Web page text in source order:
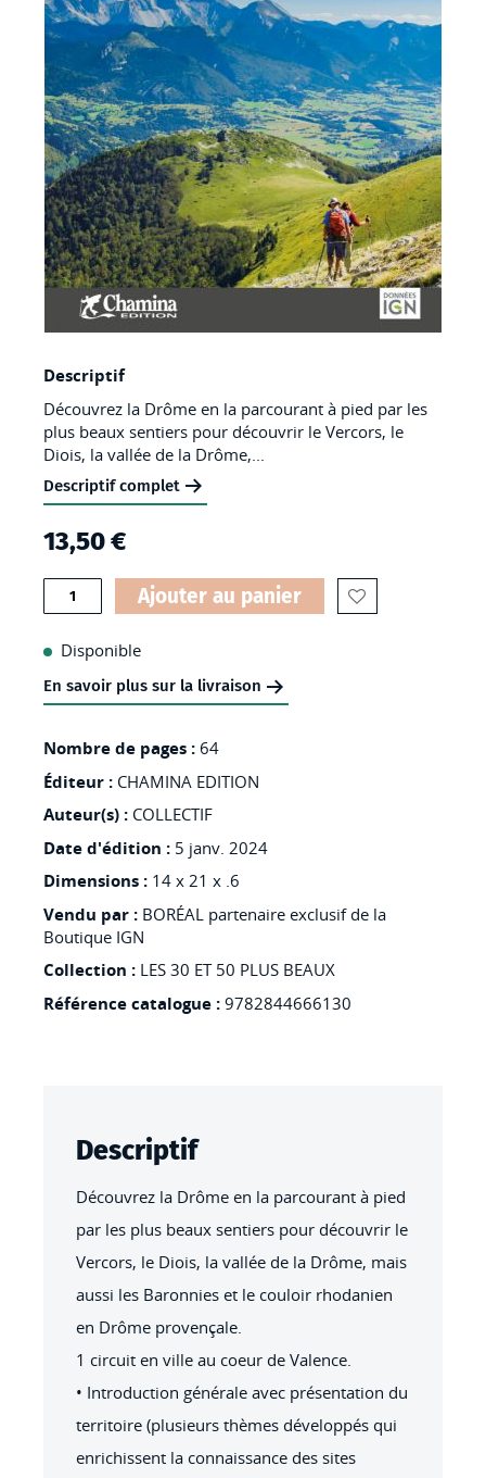
to
the
beginning
of
the
images
gallery
Descriptif
Découvrez la Drôme en la parcourant à pied par les
plus beaux sentiers pour découvrir le Vercors, le
Diois, la vallée de la Drôme,...
Descriptif complet
13,50 €
Quantité Ajouter au panier
AJOUTER
PLUS
Disponible
En savoir plus sur la livraison
Nombre de pages : 64
Éditeur : CHAMINA EDITION
Auteur(s) : COLLECTIF
Date d'édition : 5 janv. 2024
Dimensions : 14 x 21 x .6
Vendu par : BORÉAL partenaire exclusif de la
Boutique IGN
Collection : LES 30 ET 50 PLUS BEAUX
Référence catalogue : 9782844666130
Descriptif
Découvrez la Drôme en la parcourant à pied
par les plus beaux sentiers pour découvrir le
Vercors, le Diois, la vallée de la Drôme, mais
aussi les Baronnies et le couloir rhodanien
en Drôme provençale.
1 circuit en ville au coeur de Valence.
• Introduction générale avec présentation du
territoire (plusieurs thèmes développés qui
enrichissent la connaissance des sites